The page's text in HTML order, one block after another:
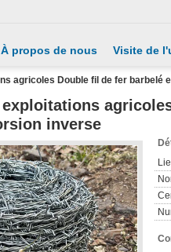
À propos de nous Visite de
agricoles Double fil de fer barbelé
inverse